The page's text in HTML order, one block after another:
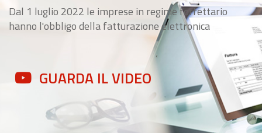
Dal 1 luglio 2022 le imprese in regime forfettario
hanno l'obbligo della fatturazione elettronica
GUARDA IL VIDEO